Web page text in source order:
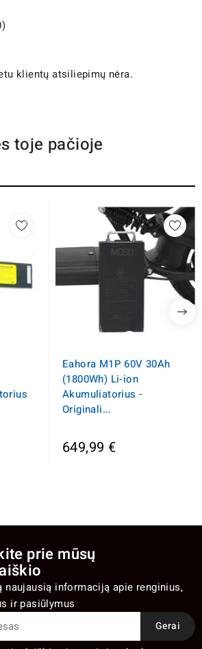
klientų atsiliepimų nėra.
toje pačioje
Eahora M1P 60V 30Ah
(1800Wh) Li-ion
Akumuliatorius -
Originali...
649,99 €
prie mūsų
naujausią informaciją apie renginius,
ir pasiūlymus